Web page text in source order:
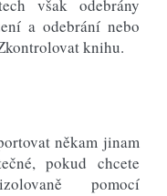
však odebrány
a odebrání nebo
knihu.
někam jinam
pokud chcete
pomocí